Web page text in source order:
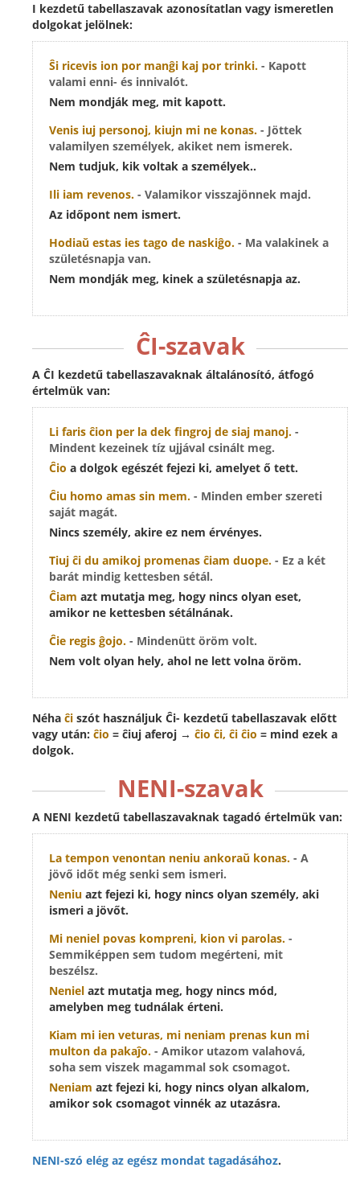
I kezdetű tabellaszavak azonosítatlan vagy ismeretlen
dolgokat jelölnek:
Ŝi ricevis ion por manĝi kaj por trinki. - Kapott
valami enni- és innivalót.
Nem mondják meg, mit kapott.
Venis iuj personoj, kiujn mi ne konas. - Jöttek
valamilyen személyek, akiket nem ismerek.
Nem tudjuk, kik voltak a személyek..
Ili iam revenos. - Valamikor visszajönnek majd.
Az időpont nem ismert.
Hodiaŭ estas ies tago de naskiĝo. - Ma valakinek a
születésnapja van.
Nem mondják meg, kinek a születésnapja az.
ĈI-szavak
A ĈI kezdetű tabellaszavaknak általánosító, átfogó
értelmük van:
Li faris ĉion per la dek fingroj de siaj manoj. -
Mindent kezeinek tíz ujjával csinált meg.
Ĉio a dolgok egészét fejezi ki, amelyet ő tett.
Ĉiu homo amas sin mem. - Minden ember szereti
saját magát.
Nincs személy, akire ez nem érvényes.
Tiuj ĉi du amikoj promenas ĉiam duope. - Ez a két
barát mindig kettesben sétál.
Ĉiam azt mutatja meg, hogy nincs olyan eset,
amikor ne kettesben sétálnának.
Ĉie regis ĝojo. - Mindenütt öröm volt.
Nem volt olyan hely, ahol ne lett volna öröm.
Néha ĉi szót használjuk Ĉi- kezdetű tabellaszavak előtt
vagy után: ĉio = ĉiuj aferoj → ĉio ĉi, ĉi ĉio = mind ezek a
dolgok.
NENI-szavak
A NENI kezdetű tabellaszavaknak tagadó értelmük van:
La tempon venontan neniu ankoraŭ konas. - A
jövő időt még senki sem ismeri.
Neniu azt fejezi ki, hogy nincs olyan személy, aki
ismeri a jövőt.
Mi neniel povas kompreni, kion vi parolas. -
Semmiképpen sem tudom megérteni, mit
beszélsz.
Neniel azt mutatja meg, hogy nincs mód,
amelyben meg tudnálak érteni.
Kiam mi ien veturas, mi neniam prenas kun mi
multon da pakaĵo. - Amikor utazom valahová,
soha sem viszek magammal sok csomagot.
Neniam azt fejezi ki, hogy nincs olyan alkalom,
amikor sok csomagot vinnék az utazásra.
NENI-szó elég az egész mondat tagadásához.